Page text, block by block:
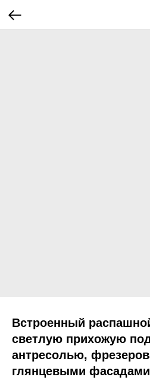
Встроенный
светлую прихожую
антресолью,
глянцевыми